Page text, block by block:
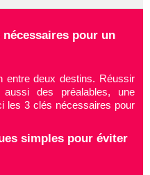
pour un
entre deux destins. Réussir
des préalables, une
les 3 clés nécessaires pour
simples pour éviter